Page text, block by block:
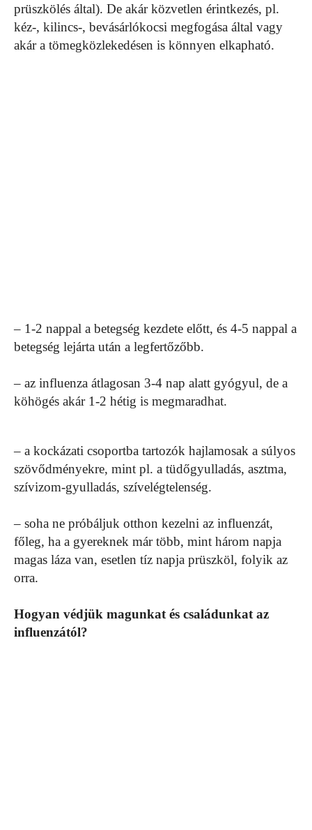
prüszkölés által). De akár közvetlen érintkezés, pl.
kéz-, kilincs-, bevásárlókocsi megfogása által vagy
akár a tömegközlekedésen is könnyen elkapható.
– 1-2 nappal a betegség kezdete előtt, és 4-5 nappal a
betegség lejárta után a legfertőzőbb.
– az influenza átlagosan 3-4 nap alatt gyógyul, de a
köhögés akár 1-2 hétig is megmaradhat.
– a kockázati csoportba tartozók hajlamosak a súlyos
szövődményekre, mint pl. a tüdőgyulladás, asztma,
szívizom-gyulladás, szívelégtelenség.
– soha ne próbáljuk otthon kezelni az influenzát,
főleg, ha a gyereknek már több, mint három napja
magas láza van, esetlen tíz napja prüszköl, folyik az
orra.
Hogyan védjük magunkat és családunkat az
influenzától?